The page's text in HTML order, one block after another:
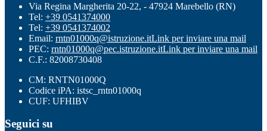
Via Regina Margherita 20-22, - 47924 Marebello (RN)
Tel: +39 0541374000
Tel: +39 0541374002
Email: rntn01000q@istruzione.itLink per inviare una mail
PEC: rntn01000q@pec.istruzione.itLink per inviare una mail
C.F.: 82008730408
CM: RNTN01000Q
Codice iPA: istsc_rntn01000q
CUF: UFHIBV
Seguici su